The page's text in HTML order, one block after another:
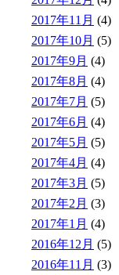
2017年11月 (4)
2017年10月 (5)
2017年9月 (4)
2017年8月 (4)
2017年7月 (5)
2017年6月 (4)
2017年5月 (5)
2017年4月 (4)
2017年3月 (5)
2017年2月 (3)
2017年1月 (4)
2016年12月 (5)
2016年11月 (3)